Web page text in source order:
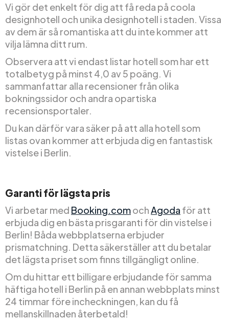
Vi gör det enkelt för dig att få reda på coola
designhotell och unika designhotell i staden. Vissa
av dem är så romantiska att du inte kommer att
vilja lämna ditt rum.
Observera att vi endast listar hotell som har ett
totalbetyg på minst 4,0 av 5 poäng. Vi
sammanfattar alla recensioner från olika
bokningssidor och andra opartiska
recensionsportaler.
Du kan därför vara säker på att alla hotell som
listas ovan kommer att erbjuda dig en fantastisk
vistelse i Berlin.
Garanti för lägsta pris
Vi arbetar med Booking.comochAgoda för att
erbjuda dig en bästa prisgaranti för din vistelse i
Berlin! Båda webbplatserna erbjuder
prismatchning. Detta säkerställer att du betalar
det lägsta priset som finns tillgängligt online.
Om du hittar ett billigare erbjudande för samma
häftiga hotell i Berlin på en annan webbplats minst
24 timmar före incheckningen, kan du få
mellanskillnaden återbetald!